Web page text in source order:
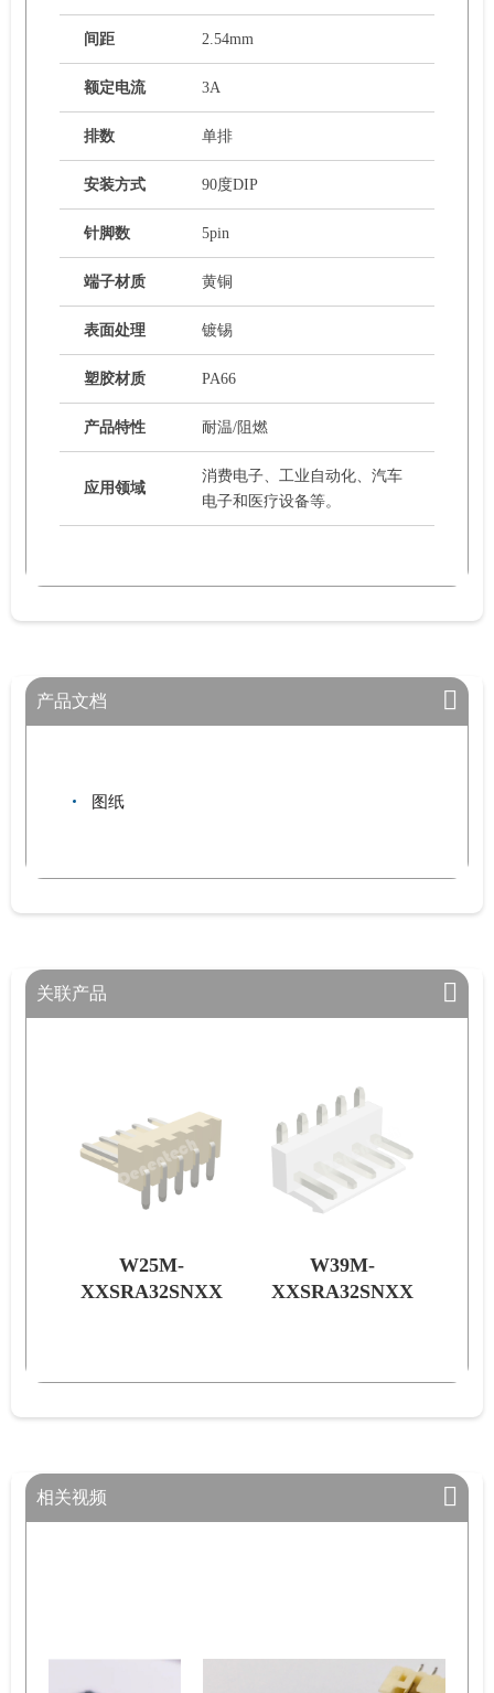
间距 2.54mm
额定电流 3A
排数 单排
安装方式 90度DIP
针脚数 5pin
端子材质 黄铜
表面处理 镀锡
塑胶材质 PA66
产品特性 耐温/阻燃
应用领域
消费电子、工业自动化、汽车
电子和医疗设备等。
产品文档
图纸
关联产品
W39M-
XXSRA32SNXX
W42M-
XXDRL32SNXX
相关视频